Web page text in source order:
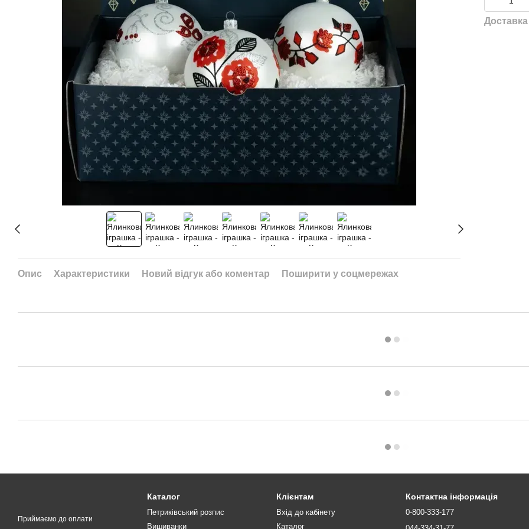
Опис Характеристики Новий відгук або коментар Поширити у соцмережах
Доставка
Приймаємо до оплати
Каталог
Петриківський розпис
Вишиванки
Клієнтам
Вхід до кабінету
Каталог
Контактна інформація
0-800-333-177